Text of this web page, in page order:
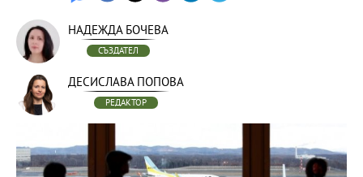
НАДЕЖДА БОЧЕВА
СЪЗДАТЕЛ
ДЕСИСЛАВА ПОПОВА
РЕДАКТОР